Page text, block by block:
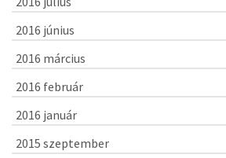
2016 június
2016 március
2016 február
2016 január
2015 szeptember